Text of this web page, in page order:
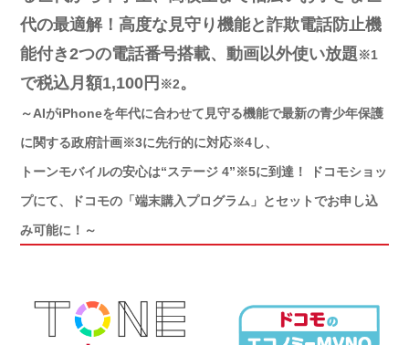
代の最適解！高度な見守り機能と詐欺電話防止機
能付き2つの電話番号搭載、動画以外使い放題※1
で税込月額1,100円 ※2。
～AIがiPhoneを年代に合わせて見守る機能で最新の青少年保護
に関する政府計画※3に先行的に対応※4し、
トーンモバイルの安心は“ステージ 4”※5に到達！ ドコモショッ
プにて、ドコモの「端末購入プログラム」とセットでお申し込
み可能に！～